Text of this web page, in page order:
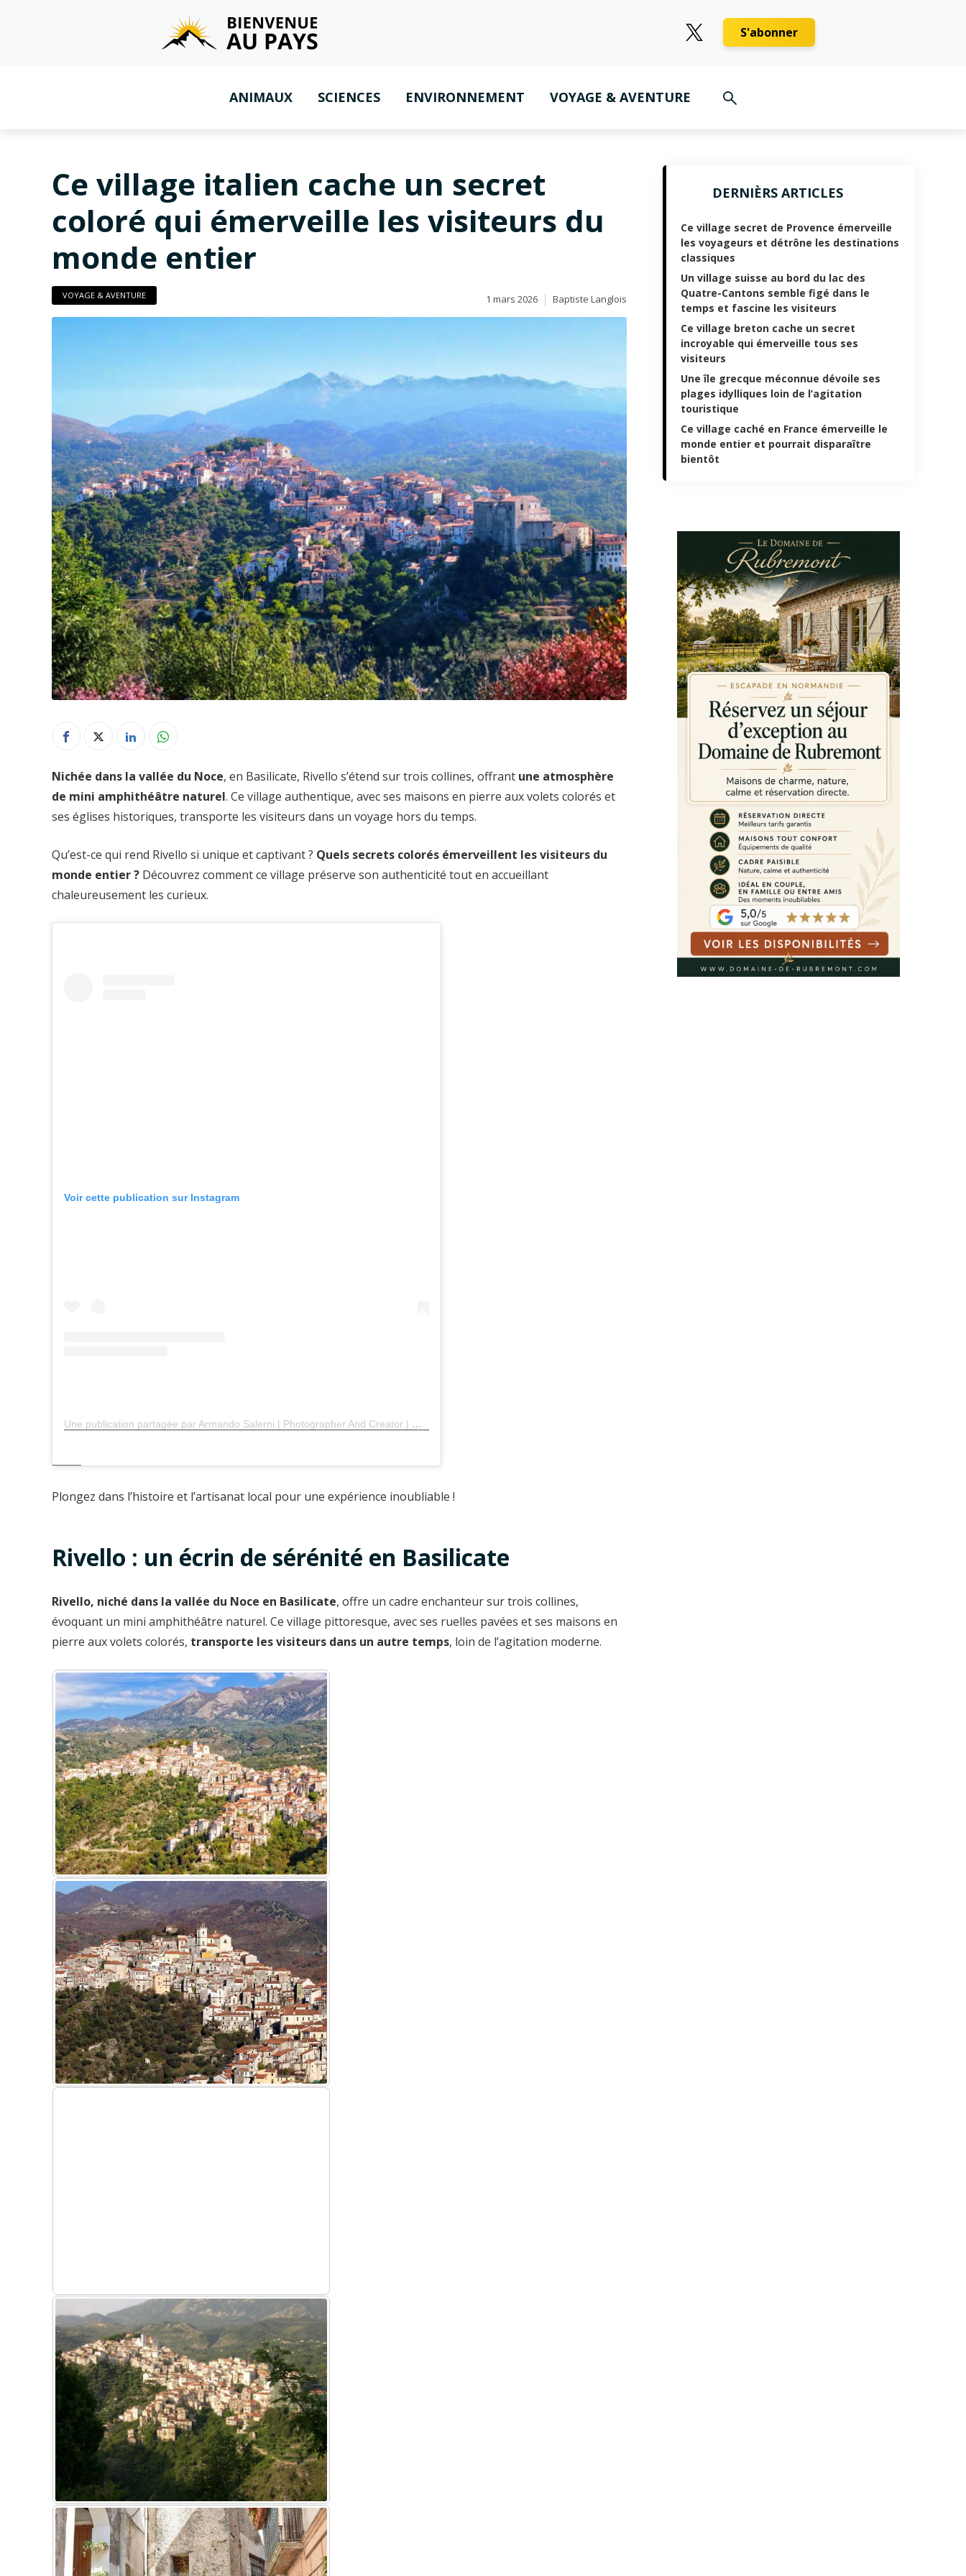
S'abonner
ANIMAUX SCIENCES ENVIRONNEMENT VOYAGE & AVENTURE
Ce village italien cache un secret
coloré qui émerveille les visiteurs du
monde entier
VOYAGE & AVENTURE 1 mars 2026 Baptiste Langlois
Nichée dans la vallée du Noce, en Basilicate, Rivello s’étend sur trois collines, offrant une atmosphère
de mini amphithéâtre naturel. Ce village authentique, avec ses maisons en pierre aux volets colorés et
ses églises historiques, transporte les visiteurs dans un voyage hors du temps.
Qu’est-ce qui rend Rivello si unique et captivant ? Quels secrets colorés émerveillent les visiteurs du
monde entier ? Découvrez comment ce village préserve son authenticité tout en accueillant
chaleureusement les curieux.
Voir cette publication sur Instagram
Une publication partagée par Armando Salerni | Photographer And Creator | 7️⃣🚁🔴⚫️⚽️📱📸💻🎮🃏🎧 (@armandosalerni7)
Plongez dans l’histoire et l’artisanat local pour une expérience inoubliable !
Rivello : un écrin de sérénité en Basilicate
Rivello, niché dans la vallée du Noce en Basilicate, offre un cadre enchanteur sur trois collines,
évoquant un mini amphithéâtre naturel. Ce village pittoresque, avec ses ruelles pavées et ses maisons en
pierre aux volets colorés, transporte les visiteurs dans un autre temps, loin de l’agitation moderne.
DERNIÈRS ARTICLES
Ce village secret de Provence émerveille
les voyageurs et détrône les destinations
classiques
Un village suisse au bord du lac des
Quatre-Cantons semble figé dans le
temps et fascine les visiteurs
Ce village breton cache un secret
incroyable qui émerveille tous ses
visiteurs
Une île grecque méconnue dévoile ses
plages idylliques loin de l’agitation
touristique
Ce village caché en France émerveille le
monde entier et pourrait disparaître
bientôt